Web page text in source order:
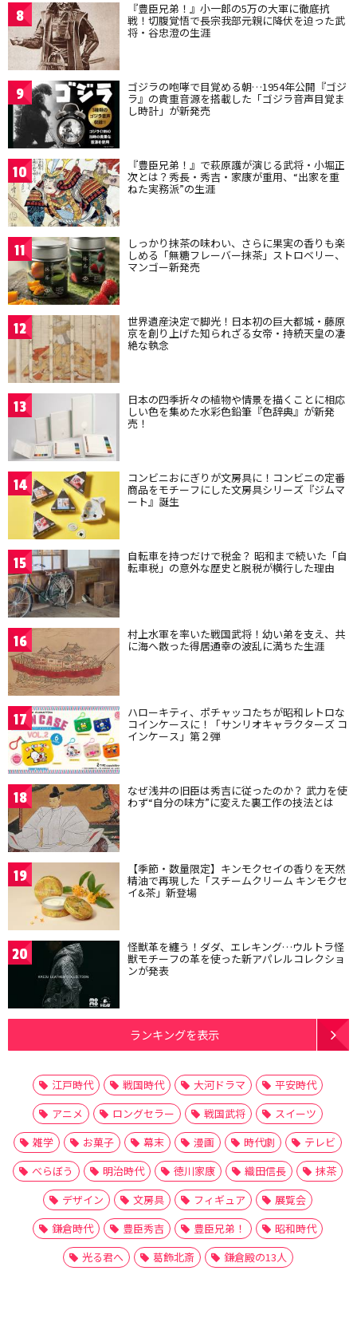
8 『豊臣兄弟！』小一郎の5万の大軍に徹底抗
戦！切腹覚悟で長宗我部元親に降伏を迫った武
将・谷忠澄の生涯
9 ゴジラの咆哮で目覚める朝…1954年公開『ゴジ
ラ』の貴重音源を搭載した「ゴジラ音声目覚ま
し時計」が新発売
10 『豊臣兄弟！』で萩原護が演じる武将・小堀正
次とは？秀長・秀吉・家康が重用、“出家を重
ねた実務派”の生涯
11 しっかり抹茶の味わい、さらに果実の香りも楽
しめる「無糖フレーバー抹茶」ストロベリー、
マンゴー新発売
12 世界遺産決定で脚光！日本初の巨大都城・藤原
京を創り上げた知られざる女帝・持統天皇の凄
絶な執念
13 日本の四季折々の植物や情景を描くことに相応
しい色を集めた水彩色鉛筆『色辞典』が新発
売！
14 コンビニおにぎりが文房具に！コンビニの定番
商品をモチーフにした文房具シリーズ『ジムマ
ート』誕生
15 自転車を持つだけで税金？ 昭和まで続いた「自
転車税」の意外な歴史と脱税が横行した理由
16 村上水軍を率いた戦国武将！幼い弟を支え、共
に海へ散った得居通幸の波乱に満ちた生涯
17 ハローキティ、ポチャッコたちが昭和レトロな
コインケースに！「サンリオキャラクターズ コ
インケース」第２弾
18 なぜ浅井の旧臣は秀吉に従ったのか？ 武力を使
わず“自分の味方”に変えた裏工作の技法とは
19 【季節・数量限定】キンモクセイの香りを天然
精油で再現した「スチームクリーム キンモクセ
イ&茶」新登場
20 怪獣革を纏う！ダダ、エレキング…ウルトラ怪
獣モチーフの革を使った新アパレルコレクショ
ンが発表
ランキングを表示
江戸時代 戦国時代 大河ドラマ
平安時代
アニメ
ロングセラー 戦国武将
スイーツ
雑学
お菓子 幕末 漫画 時代劇
テレビ
べらぼう
明治時代 徳川家康 織田信長
抹茶
デザイン
文房具 フィギュア
展覧会
鎌倉時代
豊臣秀吉 豊臣兄弟！
昭和時代
光る君へ
葛飾北斎 鎌倉殿の13人